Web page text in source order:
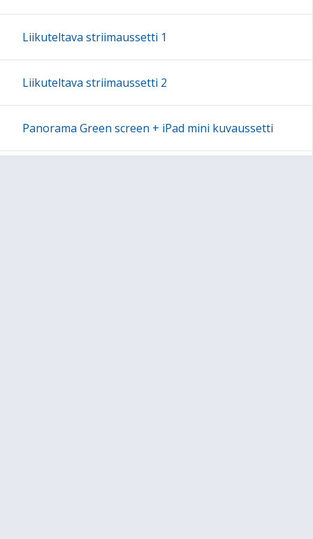
22:00
23:00
Liikuteltava striimaussetti 1
Liikuteltava striimaussetti 2
Panorama Green screen + iPad mini kuvaussetti